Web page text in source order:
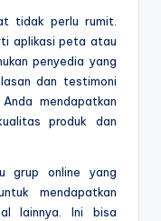
tidak perlu rumit.
aplikasi peta atau
penyedia yang
dan testimoni
mendapatkan
produk dan
grup online yang
mendapatkan
lainnya. Ini bisa